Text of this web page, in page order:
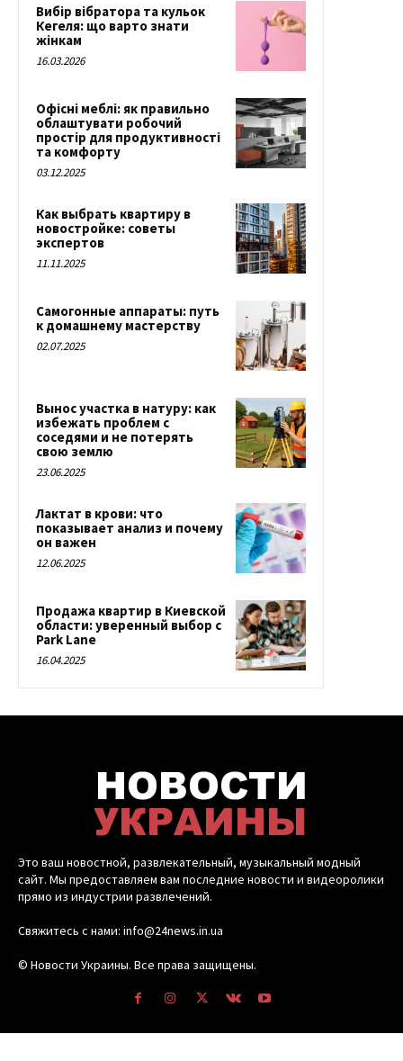
Вибір вібратора та кульок
Кегеля: що варто знати
жінкам
16.03.2026
Офісні меблі: як правильно
облаштувати робочий
простір для продуктивності
та комфорту
03.12.2025
Как выбрать квартиру в
новостройке: советы
экспертов
11.11.2025
Самогонные аппараты: путь
к домашнему мастерству
02.07.2025
Вынос участка в натуру: как
избежать проблем с
соседями и не потерять
свою землю
23.06.2025
Лактат в крови: что
показывает анализ и почему
он важен
12.06.2025
Продажа квартир в Киевской
области: уверенный выбор с
Park Lane
16.04.2025
Это ваш новостной, развлекательный, музыкальный модный
сайт. Мы предоставляем вам последние новости и видеоролики
прямо из индустрии развлечений.
Свяжитесь с нами: info@24news.in.ua
© Новости Украины. Все права защищены.